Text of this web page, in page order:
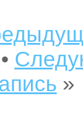
•
»